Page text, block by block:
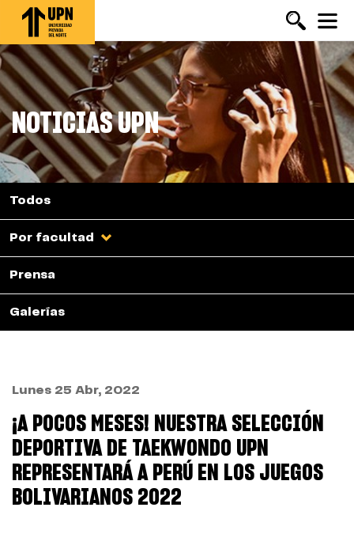
Pasar
contenido
principal
NOTICIAS UPN
Todos
Por facultad
Prensa
Galerías
Lunes 25 Abr, 2022
¡A POCOS MESES! NUESTRA SELECCIÓN
DEPORTIVA DE TAEKWONDO UPN
REPRESENTARÁ A PERÚ EN LOS JUEGOS
BOLIVARIANOS 2022